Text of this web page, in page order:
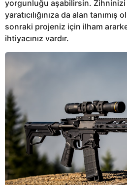
yorgunluğu aşabilirsin.
yaratıcılığınıza da alan
sonraki projeniz için ilham
ihtiyacınız vardır.